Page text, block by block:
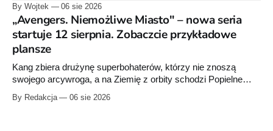
raz”, którego pierwsze wydanie ukazało się w 2015 roku.
By Wojtek 06 sie 2026
„Avengers. Niemożliwe Miasto" – nowa seria
startuje 12 sierpnia. Zobaczcie przykładowe
plansze
Kang zbiera drużynę superbohaterów, którzy nie znoszą
swojego arcywroga, a na Ziemię z orbity schodzi Popielne
Przymierze z królem Arturem na czele. Pierwszy tom nowej
serii Avengers autorstwa Jeda MacKaya trafia do sklepów 12
By Redakcja 06 sie 2026